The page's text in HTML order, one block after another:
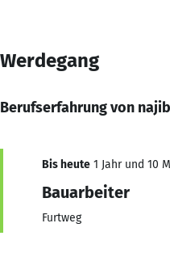
Werdegang
Berufserfahrung von
Bis heute 1 Jahr und 10
Bauarbeiter
Furtweg